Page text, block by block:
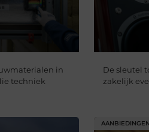
in
techniek
De sleutel
zakelijk
AANBIEDINGEN